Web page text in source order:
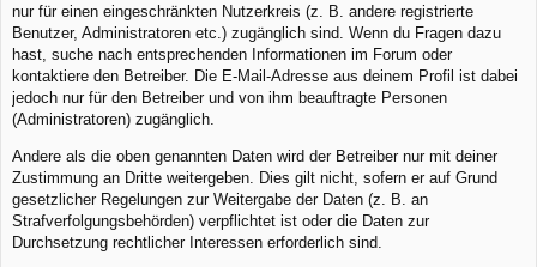
nur für einen eingeschränkten Nutzerkreis (z. B. andere registrierte
Benutzer, Administratoren etc.) zugänglich sind. Wenn du Fragen dazu
hast, suche nach entsprechenden Informationen im Forum oder
kontaktiere den Betreiber. Die E-Mail-Adresse aus deinem Profil ist dabei
jedoch nur für den Betreiber und von ihm beauftragte Personen
(Administratoren) zugänglich.
Andere als die oben genannten Daten wird der Betreiber nur mit deiner
Zustimmung an Dritte weitergeben. Dies gilt nicht, sofern er auf Grund
gesetzlicher Regelungen zur Weitergabe der Daten (z. B. an
Strafverfolgungsbehörden) verpflichtet ist oder die Daten zur
Durchsetzung rechtlicher Interessen erforderlich sind.